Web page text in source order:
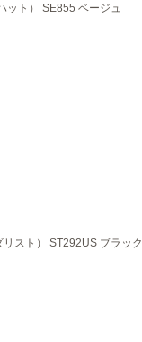
ット） SE855 ベージュ
スト） ST292US ブラック